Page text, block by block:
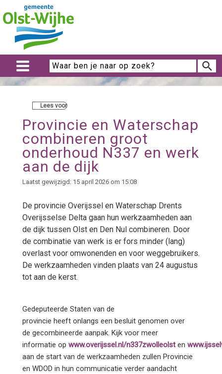
Lees voor
Provincie en Waterschap
combineren groot
onderhoud N337 en werk
aan de dijk
Laatst gewijzigd: 15 april 2026 om 15:08
De provincie Overijssel en Waterschap Drents
Overijsselse Delta gaan hun werkzaamheden aan
de dijk tussen Olst en Den Nul combineren. Door
de combinatie van werk is er fors minder (lang)
overlast voor omwonenden en voor weggebruikers.
De werkzaamheden vinden plaats van 24 augustus
tot aan de kerst.
Gedeputeerde Staten van de
provincie heeft onlangs een besluit genomen over
de gecombineerde aanpak. Kijk voor meer
informatie op www.overijssel.nl/n337zwolleolsten
aan de start van de werkzaamheden zullen Provincie
en WDOD in hun communicatie verder aandacht